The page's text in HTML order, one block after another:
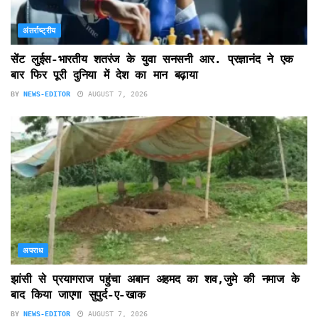
अंतर्राष्ट्रीय
सेंट लुईस-भारतीय शतरंज के युवा सनसनी आर. प्रज्ञानंद ने एक
बार फिर पूरी दुनिया में देश का मान बढ़ाया
BY NEWS-EDITOR AUGUST 7, 2026
अपराध
झांसी से प्रयागराज पहुंचा अबान अहमद का शव,जुमे की नमाज के
बाद किया जाएगा सुपुर्द-ए-खाक
BY NEWS-EDITOR AUGUST 7, 2026